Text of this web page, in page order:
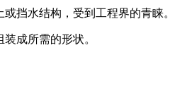
挡水结构，受到工程界的青睐。
成所需的形状。